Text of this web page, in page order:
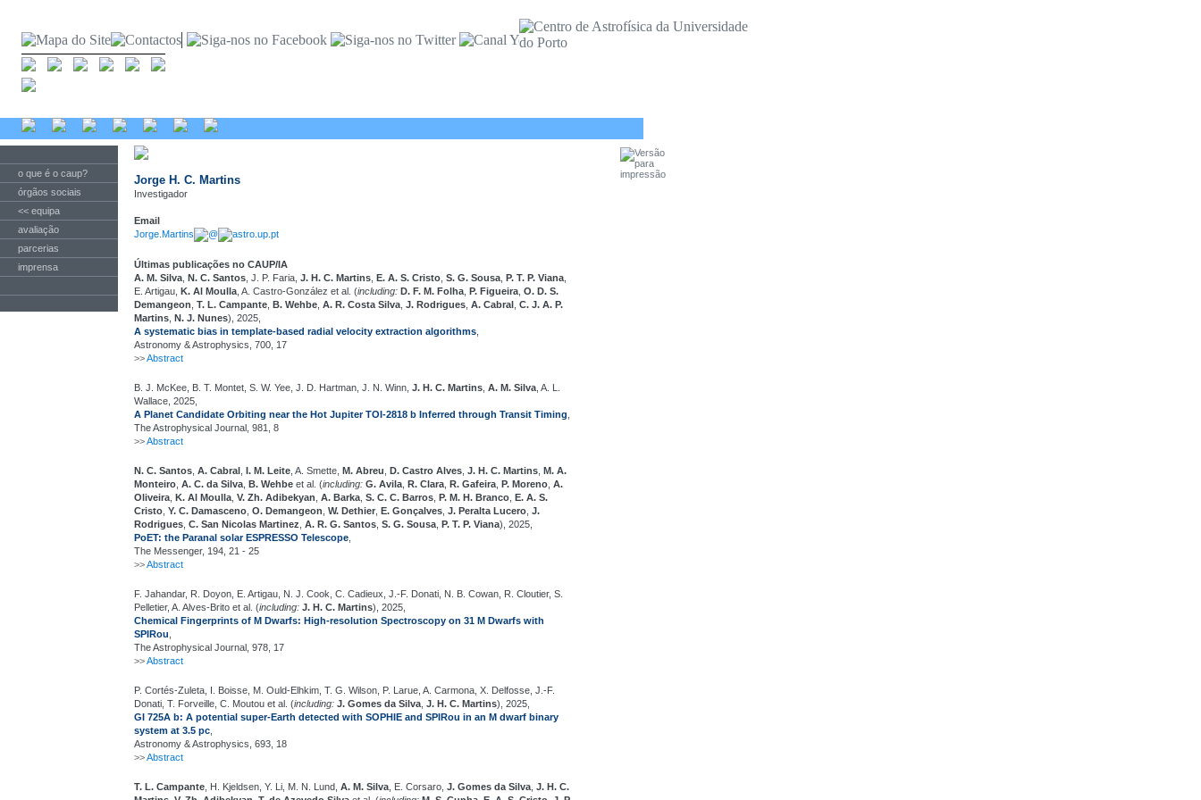
o que é o caup?
órgãos sociais
<< equipa
avaliação
parcerias
imprensa
Jorge H. C. Martins
Investigador
Email
Jorge.Martins
@ astro.up.pt
Últimas publicações no CAUP/IA
A. M. Silva N. C. Santos , J. P. Faria, J. H. C. Martins E. A. S. Cristo S. G. Sousa P. T. P. Viana
E. Artigau, K. Al Moulla , A. Castro-González et al. (including: D. F. M. Folha P. Figueira O. D. S.
Demangeon T. L. Campante B. Wehbe A. R. Costa Silva J. Rodrigues A. Cabral C. J. A. P.
Martins N. J. Nunes), 2025,
A systematic bias in template-based radial velocity extraction algorithms
Astronomy & Astrophysics, 700, 17
>>Abstract
B. J. McKee, B. T. Montet, S. W. Yee, J. D. Hartman, J. N. Winn, J. H. C. Martins A. M. Silva , A. L.
Wallace, 2025,
A Planet Candidate Orbiting near the Hot Jupiter TOI-2818 b Inferred through Transit Timing
The Astrophysical Journal, 981, 8
>>Abstract
N. C. Santos A. Cabral I. M. Leite , A. Smette, M. Abreu D. Castro Alves J. H. C. Martins M. A.
Monteiro A. C. da Silva B. Wehbe et al. (including: G. Avila R. Clara R. Gafeira P. Moreno A.
Oliveira K. Al Moulla V. Zh. Adibekyan A. Barka S. C. C. Barros P. M. H. Branco E. A. S.
Cristo Y. C. Damasceno O. Demangeon W. Dethier E. Gonçalves J. Peralta Lucero J.
Rodrigues C. San Nicolas Martinez A. R. G. Santos S. G. Sousa P. T. P. Viana), 2025,
PoET: the Paranal solar ESPRESSO Telescope
The Messenger, 194, 21 - 25
>>Abstract
F. Jahandar, R. Doyon, E. Artigau, N. J. Cook, C. Cadieux, J.-F. Donati, N. B. Cowan, R. Cloutier, S.
Pelletier, A. Alves-Brito et al. (including: J. H. C. Martins), 2025,
Chemical Fingerprints of M Dwarfs: High-resolution Spectroscopy on 31 M Dwarfs with
SPIRou
The Astrophysical Journal, 978, 17
>>Abstract
P. Cortés-Zuleta, I. Boisse, M. Ould-Elhkim, T. G. Wilson, P. Larue, A. Carmona, X. Delfosse, J.-F.
Donati, T. Forveille, C. Moutou et al. (including: J. Gomes da Silva J. H. C. Martins), 2025,
GI 725A b: A potential super-Earth detected with SOPHIE and SPIRou in an M dwarf binary
system at 3.5 pc
Astronomy & Astrophysics, 693, 18
>>Abstract
T. L. Campante , H. Kjeldsen, Y. Li, M. N. Lund, A. M. Silva , E. Corsaro, J. Gomes da Silva J. H. C.